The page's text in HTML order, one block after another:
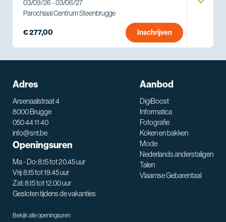
03/09/26 - 03/06/27
Parochiaal Centrum Steenbrugge
€ 277,00 Inschrijven
Adres
Arsenaalstraat 4
8000 Brugge
050 44 11 40
info@snt.be
Openingsuren
Ma - Do: 8.15 tot 20.45 uur
Vrij: 8.15 tot 19.45 uur
Zat: 8.15 tot 12.00 uur
Gesloten tijdens de vakanties
Bekijk alle openingsuren
Aanbod
DigiBoost
Informatica
Fotografie
Koken en bakken
Mode
Nederlands anderstaligen
Talen
Vlaamse Gebarentaal